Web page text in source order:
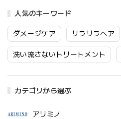
人気のキーワード
ダメージケア サラサラヘア
洗い流さないトリートメント
カテゴリから選ぶ
アリミノ